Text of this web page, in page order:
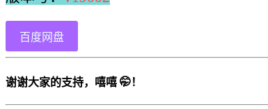
百度网盘
谢谢大家的支持，嘻嘻 🤭！